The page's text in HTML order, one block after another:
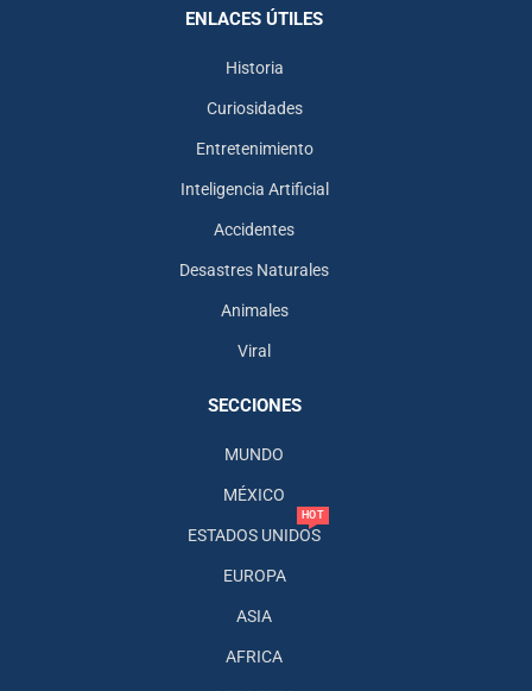
ENLACES ÚTILES
Historia
Curiosidades
Entretenimiento
Inteligencia Artificial
Accidentes
Desastres Naturales
Animales
Viral
SECCIONES
MUNDO
MÉXICO
ESTADOS UNIDOS
HOT
EUROPA
ASIA
AFRICA